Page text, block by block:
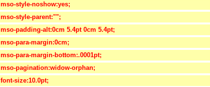
	mso-style-noshow:yes;
	mso-style-parent:"";
	mso-padding-alt:0cm 5.4pt 0cm 5.4pt;
	mso-para-margin:0cm;
	mso-para-margin-bottom:.0001pt;
	mso-pagination:widow-orphan;
	font-size:10.0pt;